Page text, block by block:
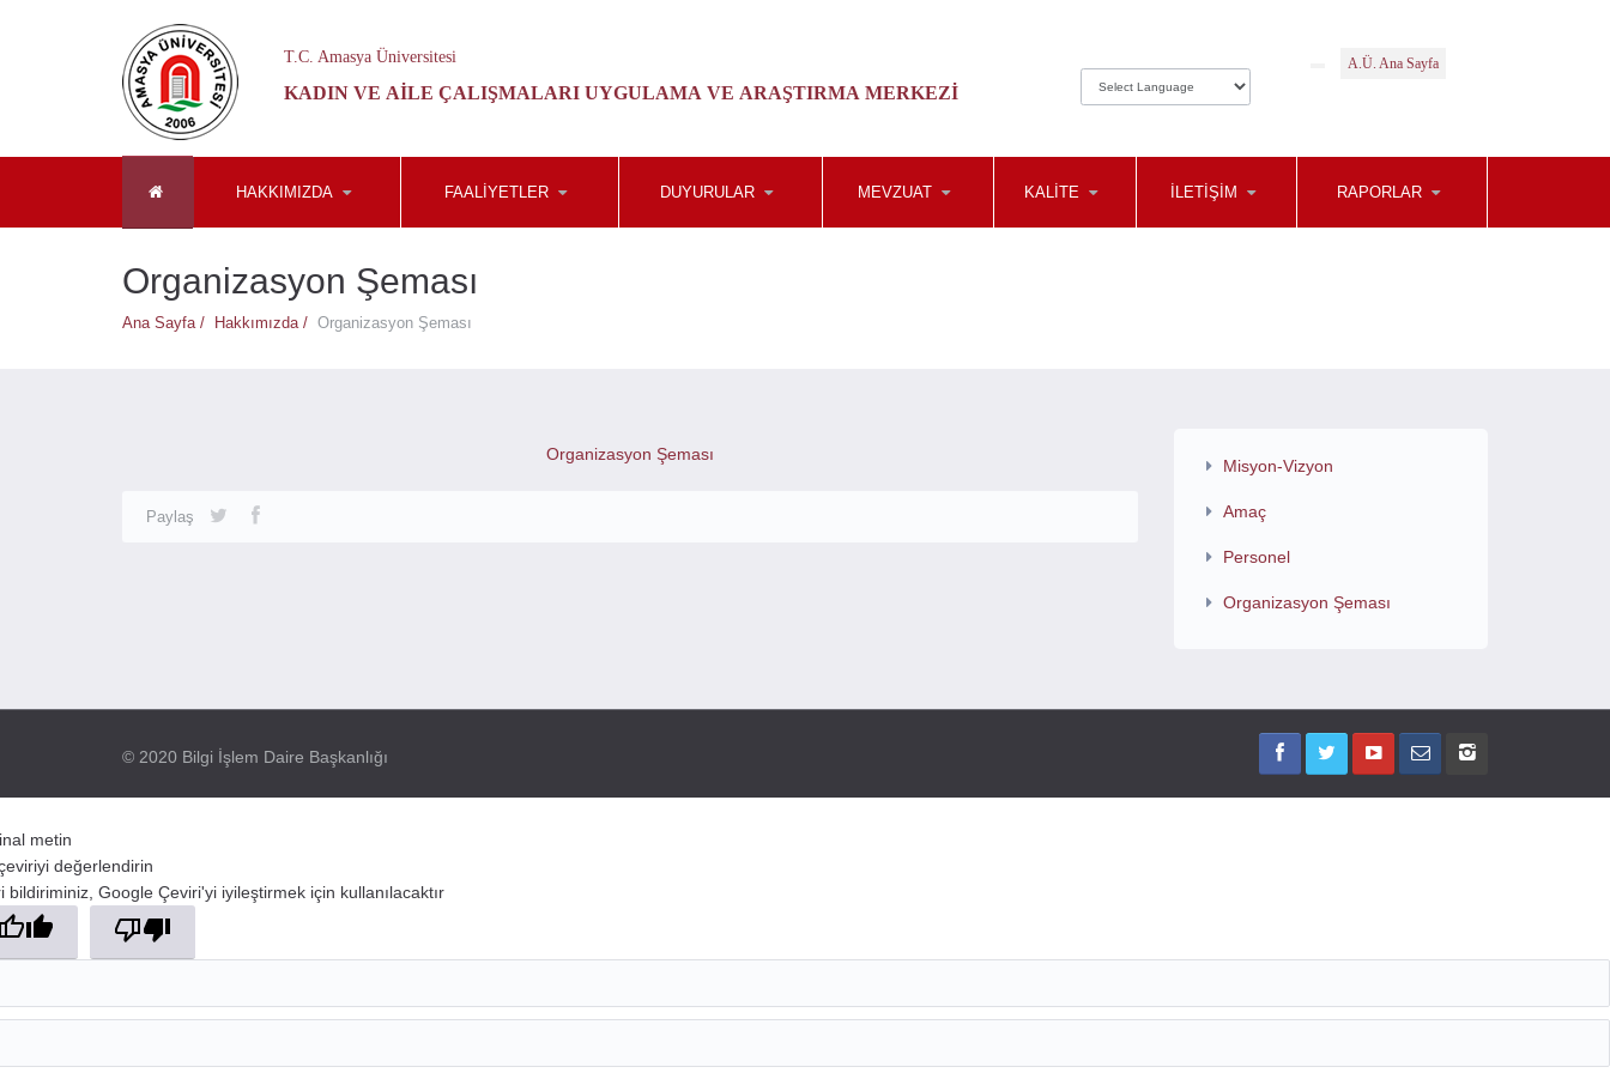
T.C. Amasya Üniversitesi
KADIN VE AILE ÇALIŞMALARI UYGULAMA VE ARAŞTIRMA MERKEZI
A.Ü. Ana Sayfa
HAKKIMIZDA FAALIYETLER DUYURULAR MEVZUAT KALITE İLETIŞIM RAPORLAR
Organizasyon Şeması
Ana Sayfa / Hakkımızda / Organizasyon Şeması
Organizasyon Şeması
Paylaş
Misyon-Vizyon
Amaç
Personel
Organizasyon Şeması
© 2020 Bilgi İşlem Daire Başkanlığı
metin
değerlendirin
bildiriminiz, Google Çeviri'yi iyileştirmek için kullanılacaktır